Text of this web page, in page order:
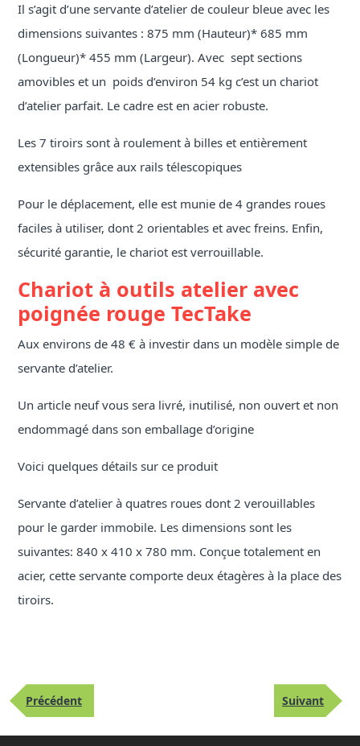
Il s’agit d’une servante d’atelier de couleur bleue avec les
dimensions suivantes : 875 mm (Hauteur)* 685 mm
(Longueur)* 455 mm (Largeur). Avec sept sections
amovibles et un poids d’environ 54 kg c’est un chariot
d’atelier parfait. Le cadre est en acier robuste.
Les 7 tiroirs sont à roulement à billes et entièrement
extensibles grâce aux rails télescopiques
Pour le déplacement, elle est munie de 4 grandes roues
faciles à utiliser, dont 2 orientables et avec freins. Enfin,
sécurité garantie, le chariot est verrouillable.
Chariot à outils atelier avec
poignée rouge TecTake
Aux environs de 48 € à investir dans un modèle simple de
servante d’atelier.
Un article neuf vous sera livré, inutilisé, non ouvert et non
endommagé dans son emballage d’origine
Voici quelques détails sur ce produit
Servante d’atelier à quatres roues dont 2 verouillables
pour le garder immobile. Les dimensions sont les
suivantes: 840 x 410 x 780 mm. Conçue totalement en
acier, cette servante comporte deux étagères à la place des
tiroirs.
Navigation
de
l’article
Publication
précédente
Précédent
Article
suivant
Suivant